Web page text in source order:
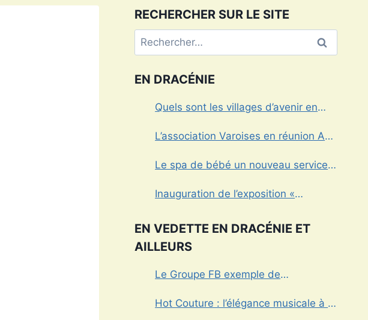
RECHERCHER SUR LE SITE
Rechercher :
EN DRACÉNIE
Quels sont les villages d’avenir en
L’association Varoises en réunion Aux
Le spa de bébé un nouveau service à
Inauguration de l’exposition «
EN VEDETTE EN DRACÉNIE ET
AILLEURS
Le Groupe FB exemple de
Hot Couture : l’élégance musicale à la